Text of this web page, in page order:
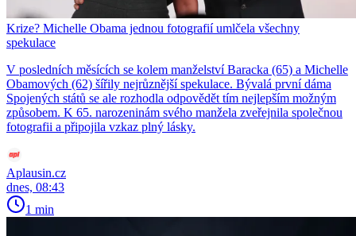
Krize? Michelle Obama jednou fotografií umlčela všechny
spekulace
V posledních měsících se kolem manželství Baracka (65) a Michelle
Obamových (62) šířily nejrůznější spekulace. Bývalá první dáma
Spojených států se ale rozhodla odpovědět tím nejlepším možným
způsobem. K 65. narozeninám svého manžela zveřejnila společnou
fotografii a připojila vzkaz plný lásky.
Aplausin.cz
dnes, 08:43
1 min